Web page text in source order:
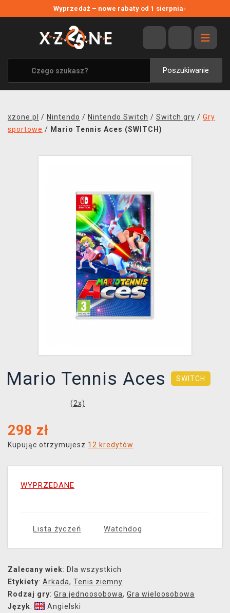
Wyprzedaż – nowe rabaty od 1 sierpnia›
Poszukiwanie
WYPRZEDAŻ
WSZYSTKIE MARKI
XZONE ORIGINALS
UBRANIA I AKCESORIA
SOUNDTRACKI
xzone.pl / Nintendo / Nintendo Switch / Switch gry / Gry
sportowe / Mario Tennis Aces (SWITCH)
Mario Tennis Aces SWITCH
(2x)
298 zł
Kupując otrzymujesz 12 kredytów
WYPRZEDANE
Lista życzeń Watchdog
Zalecany wiek: Dla wszystkich
Etykiety: Arkada, Tenis ziemny
Rodzaj gry: Gra jednoosobowa, Gra wieloosobowa
Język:
Angielski